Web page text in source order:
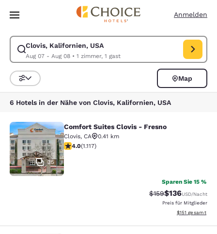
Weiter Zu Hauptinhalt
Anmelden
Clovis, Kalifornien, USA
Aug 07 - Aug 08• 1 zimmer, 1 gast
Suche für Clovis, Kalifornien, USA ändern. Check-in-Datum Aug 07,
Sortieren und Filtern,
Map
6 Hotels in der Nähe von Clovis, Kalifornien, USA
Comfort Suites Clovis - Fresno
35
Comfort Suites Clovis - Fresno
Clovis, CA
0.41 km
3.99-Sterne-Bewertung. Gut. 1117 Bewertungen
4.0(1.117)
Sparen Sie 15 %
Durchgestrichener
$159Vergünstigter
$136USD/Nacht
Preis für Mitglieder
Geschätzte
$151 gesamt